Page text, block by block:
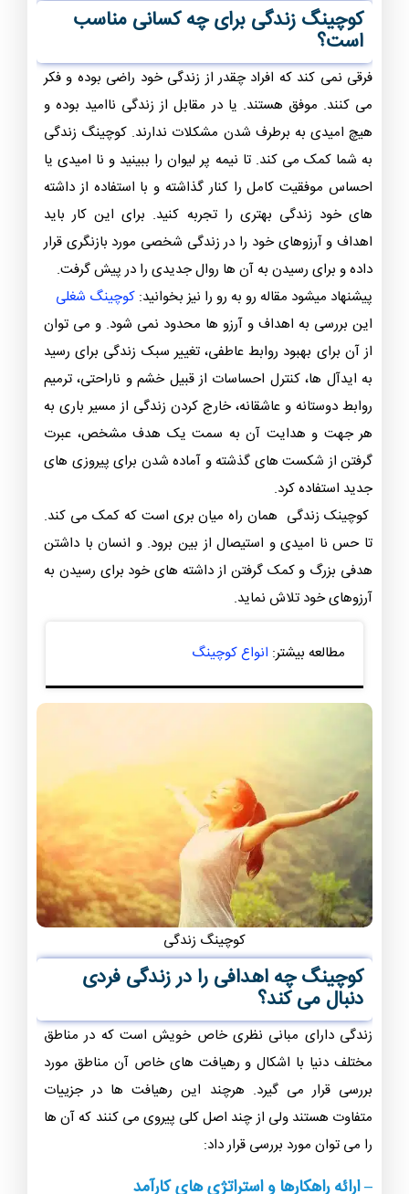
کوچینگ زندگی برای چه کسانی مناسب
است؟
فرقی نمی کند که افراد چقدر از زندگی خود راضی بوده و فکر
می کنند. موفق هستند‌. یا در مقابل از زندگی ناامید بوده و
هیچ امیدی به برطرف شدن مشکلات ندارند. کوچینگ زندگی
به شما کمک می کند. تا نیمه پر لیوان را ببینید و نا امیدی یا
احساس موفقیت کامل را کنار گذاشته و با استفاده از داشته
های خود زندگی بهتری را تجربه کنید. برای این کار باید
اهداف و آرزوهای خود را در زندگی شخصی مورد بازنگری قرار
داده و برای رسیدن به آن ها روال جدیدی را در پیش گرفت.
پیشنهاد میشود مقاله رو به رو را نیز بخوانید: کوچینگ شغلی
این بررسی به اهداف و آرزو ها محدود نمی شود. و می توان
از آن برای بهبود روابط عاطفی، تغییر سبک زندگی برای رسید
به ایدآل ها، کنترل احساسات از قبیل خشم و ناراحتی، ترمیم
روابط دوستانه و عاشقانه، خارج کردن زندگی از مسیر باری به
هر جهت و هدایت آن به سمت یک هدف مشخص، عبرت
گرفتن از شکست های گذشته و آماده شدن برای پیروزی های
جدید استفاده کرد.
کوچینک زندگی همان راه میان بری است که کمک می کند.
تا حس نا امیدی و استیصال از بین برود. و انسان با داشتن
هدفی بزرگ و کمک گرفتن از داشته های خود برای رسیدن به
آرزوهای خود تلاش نماید.
مطالعه بیشتر: انواع کوچینگ
کوچینگ زندگی
کوچینگ چه اهدافی را در زندگی فردی
دنبال می کند؟
زندگی دارای مبانی نظری خاص خویش است که در مناطق
مختلف دنیا با اشکال و رهیافت های خاص آن مناطق مورد
بررسی قرار می گیرد. هرچند این رهیافت ها در جزییات
متفاوت هستند ولی از چند اصل کلی پیروی می کنند که آن ها
را می توان مورد بررسی قرار داد:
– ارائه راهکارها و استراتژی های کارآمد